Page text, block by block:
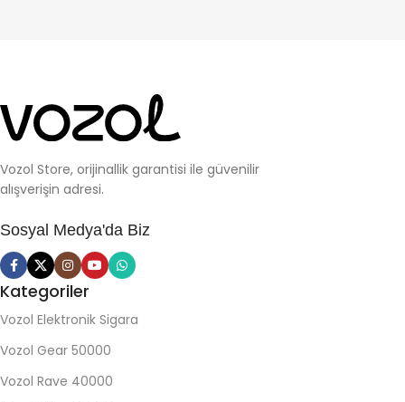
Vozol Store, orijinallik garantisi ile güvenilir
alışverişin adresi.
Sosyal Medya'da Biz
Kategoriler
Vozol Elektronik Sigara
Vozol Gear 50000
Vozol Rave 40000